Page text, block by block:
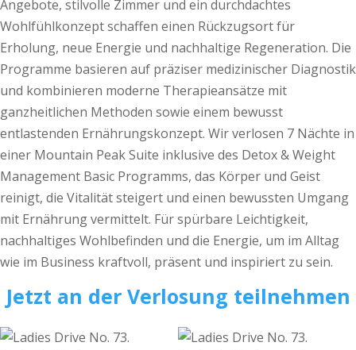
Angebote, stilvolle Zimmer und ein durchdachtes
Wohlfühlkonzept schaffen einen Rückzugsort für
Erholung, neue Energie und nachhaltige Regeneration. Die
Programme basieren auf präziser medizinischer Diagnostik
und kombinieren moderne Therapieansätze mit
ganzheitlichen Methoden sowie einem bewusst
entlastenden Ernährungskonzept. Wir verlosen 7 Nächte in
einer Mountain Peak Suite inklusive des Detox & Weight
Management Basic Programms, das Körper und Geist
reinigt, die Vitalität steigert und einen bewussten Umgang
mit Ernährung vermittelt. Für spürbare Leichtigkeit,
nachhaltiges Wohlbefinden und die Energie, um im Alltag
wie im Business kraftvoll, präsent und inspiriert zu sein.
Jetzt an der Verlosung teilnehmen